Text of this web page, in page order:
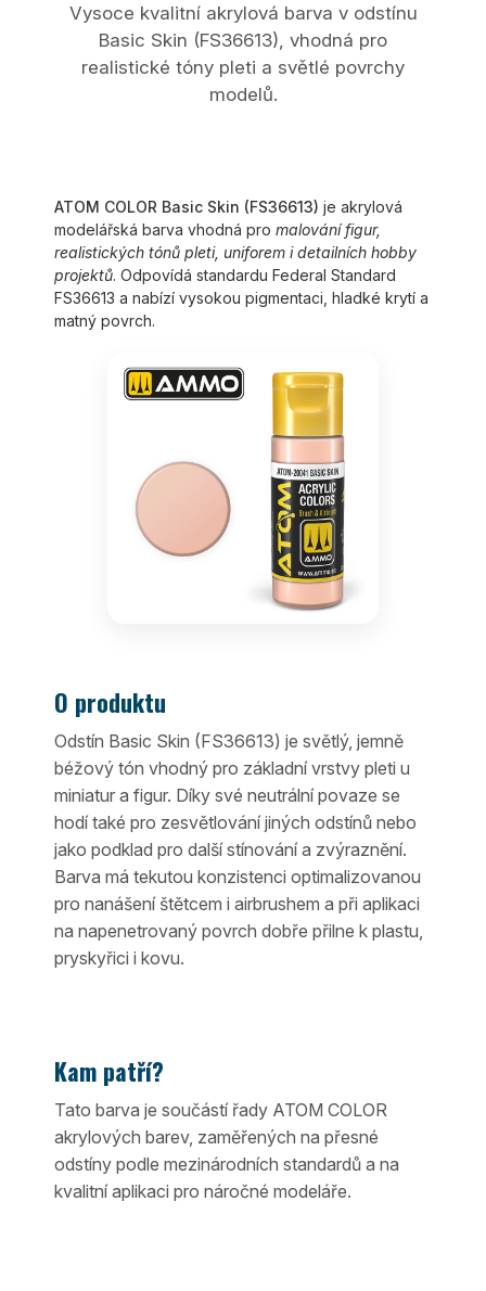
Vysoce kvalitní akrylová barva v odstínu
Basic Skin (FS36613), vhodná pro
realistické tóny pleti a světlé povrchy
modelů.
ATOM COLOR Basic Skin (FS36613) je akrylová
modelářská barva vhodná pro malování figur,
realistických tónů pleti, uniforem i detailních hobby
projektů. Odpovídá standardu Federal Standard
FS36613 a nabízí vysokou pigmentaci, hladké krytí a
matný povrch.
O produktu
Odstín Basic Skin (FS36613) je světlý, jemně
béžový tón vhodný pro základní vrstvy pleti u
miniatur a figur. Díky své neutrální povaze se
hodí také pro zesvětlování jiných odstínů nebo
jako podklad pro další stínování a zvýraznění.
Barva má tekutou konzistenci optimalizovanou
pro nanášení štětcem i airbrushem a při aplikaci
na napenetrovaný povrch dobře přilne k plastu,
pryskyřici i kovu.
Kam patří?
Tato barva je součástí řady ATOM COLOR
akrylových barev, zaměřených na přesné
odstíny podle mezinárodních standardů a na
kvalitní aplikaci pro náročné modeláře.